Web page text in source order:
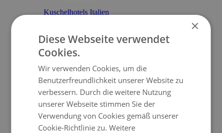
Kuschelhotels Italien
Meine Merkliste
Kuschelurlaub
Kuscheln & Wellness
Kuscheln & Sport
Kuscheln & Shopping
Kuscheln & Skiurlaub
Kuscheln & Kulinarik
Kuscheln am See
Kuscheln im Schloss
×
Diese Webseite verwendet
Cookies.
Wir verwenden Cookies, um die
Benutzerfreundlichkeit unserer Website zu
verbessern. Durch die weitere Nutzung
unserer Webseite stimmen Sie der
Verwendung von Cookies gemäß unserer
Cookie-Richtlinie zu.Weitere